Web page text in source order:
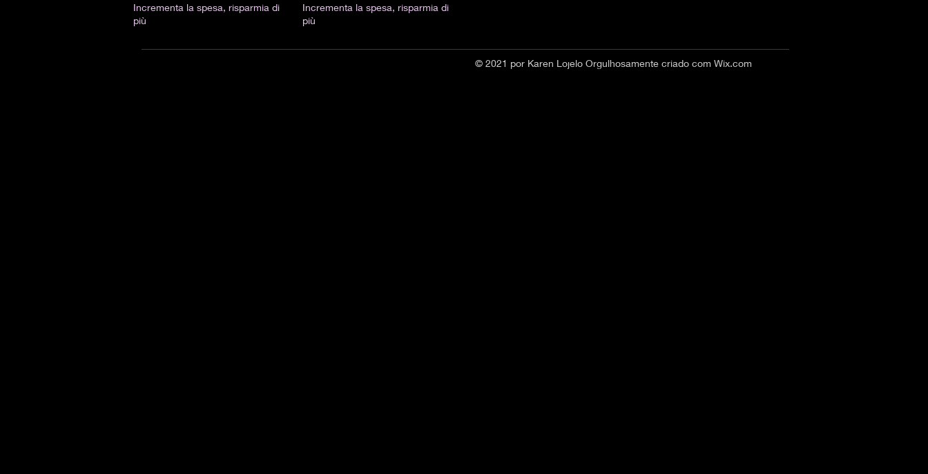
Incrementa la spesa, risparmia di
più
Incrementa la spesa, risparmia di
più
© 2021 por Karen Lojelo Orgulhosamente criado com Wix.com